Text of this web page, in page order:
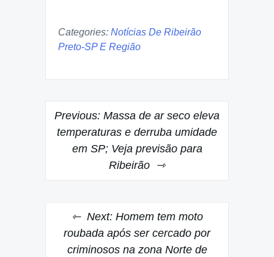
Categories: Notícias De Ribeirão
Preto-SP E Região
Post
navigation
Previous: Massa de ar seco eleva
temperaturas e derruba umidade
em SP; Veja previsão para
Ribeirão
Next: Homem tem moto
roubada após ser cercado por
criminosos na zona Norte de